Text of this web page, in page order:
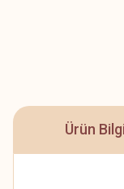
Ürün